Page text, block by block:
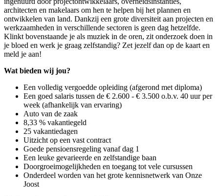
architecten en makelaars om hen te helpen bij het plannen en
ontwikkelen van land. Dankzij een grote diversiteit aan projecten en
werkzaamheden in verschillende sectoren is geen dag hetzelfde.
Klinkt bovenstaande je als muziek in de oren, zit onderzoek doen in
je bloed en werk je graag zelfstandig? Zet jezelf dan op de kaart en
meld je aan!
Wat bieden wij jou?
Een volledig vergoedde opleiding (afgerond met diploma)
Een goed salaris tussen de € 2.600 - € 3.500 o.b.v. 40 uur per
week (afhankelijk van ervaring)
Auto van de zaak
8,33 % vakantiegeld
25 vakantiedagen
Uitzicht op een vast contract
Goede pensioensregeling vanaf dag 1
Een leuke gevarieerde en zelfstandige baan
Doorgroeimogelijkheden en toegang tot vele cursussen
Onderdeel worden van het grote kennisnetwerk van Onze
Joost